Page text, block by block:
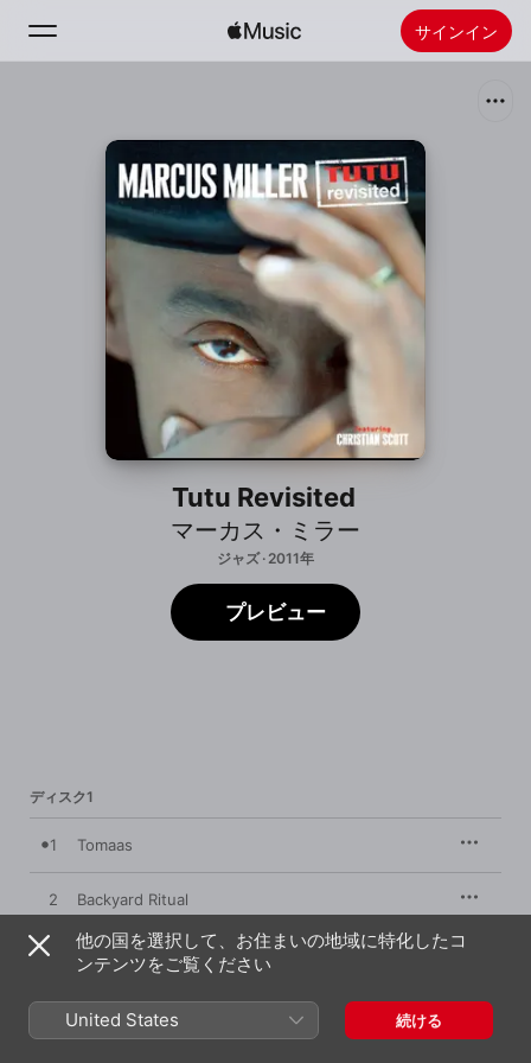
サインイン
新着おすすめ
ラジオ
Apple Musicをインストール
Tutu Revisited
マーカス・ミラー
ジャズ · 2011年
プレビュー
ディスク1
1 Tomaas
2 Backyard Ritual
3 Splatch
4 Portia
他の国を選択して、お住まいの地域に特化したコ
ンテンツをご覧ください
United States 続ける